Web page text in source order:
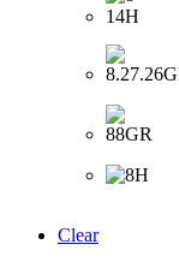
Clear